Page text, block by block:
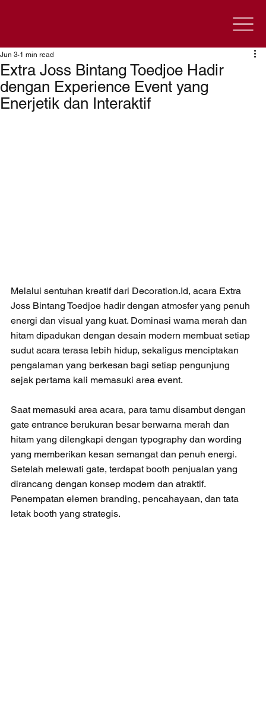
Extra Joss Bintang Toedjoe Hadir
dengan Experience Event yang
Enerjetik dan Interaktif
Jun 3 1 min read
Melalui sentuhan kreatif dari Decoration.Id, acara Extra
Joss Bintang Toedjoe hadir dengan atmosfer yang penuh
energi dan visual yang kuat. Dominasi warna merah dan
hitam dipadukan dengan desain modern membuat setiap
sudut acara terasa lebih hidup, sekaligus menciptakan
pengalaman yang berkesan bagi setiap pengunjung
sejak pertama kali memasuki area event.
Saat memasuki area acara, para tamu disambut dengan
gate entrance berukuran besar berwarna merah dan
hitam yang dilengkapi dengan typography dan wording
yang memberikan kesan semangat dan penuh energi.
Setelah melewati gate, terdapat booth penjualan yang
dirancang dengan konsep modern dan atraktif.
Penempatan elemen branding, pencahayaan, dan tata
letak booth yang strategis.